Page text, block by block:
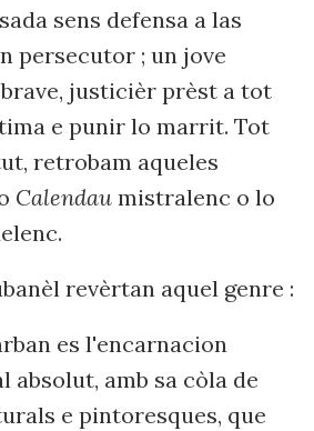
sens defensa a las
persecutor ; un jove
justicièr prèst a tot
e punir lo marrit. Tot
retrobam aqueles
Calendau mistralenc o lo
revèrtan aquel genre :
es l'encarnacion
absolut, amb sa còla de
e pintoresques, que